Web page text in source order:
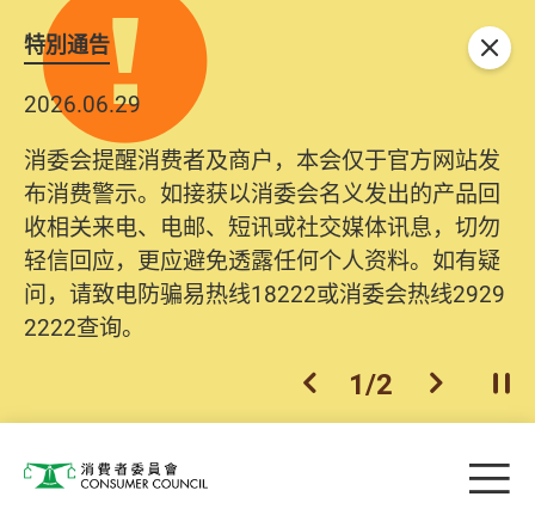
特別通告
2026.06.29
消委会提醒消费者及商户，本会仅于官方网站发
布消费警示。如接获以消委会名义发出的产品回
收相关来电、电邮、短讯或社交媒体讯息，切勿
轻信回应，更应避免透露任何个人资料。如有疑
问，请致电防骗易热线18222或消委会热线2929
2222查询。
上一个
1/2 下一个开
关闭
消费者委员会 目